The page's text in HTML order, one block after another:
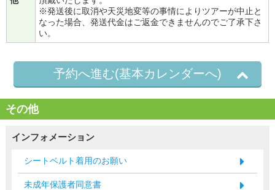
※発送後に取消や天災地変等の事情によりツアーが中止と
なった場合、発送代金はご返金できませんのでご了承下さ
い。
予約へ進む(基本カレンダーへ)
その他
インフォメーション
シートベルト着用のお願い
未成年保護者同意書